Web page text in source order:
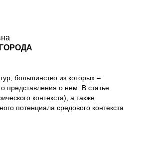
большинство из которых –
представления о нем. В статье
контекста), а также
потенциала средового контекста